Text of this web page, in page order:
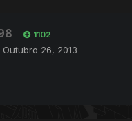
1102
Outubro 26, 2013